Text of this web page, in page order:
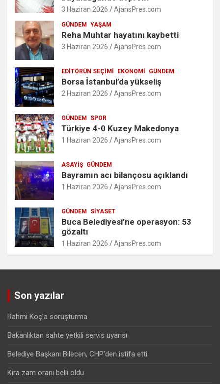
3 Haziran 2026 AjansPres.com
GÜNDEM YAŞAM
Reha Muhtar hayatını kaybetti
3 Haziran 2026 AjansPres.com
EDITÖRÜN SEÇIMI EKONOMI GÜNDEM
Borsa İstanbul’da yükseliş
2 Haziran 2026 AjansPres.com
GÜNDEM SPOR
Türkiye 4-0 Kuzey Makedonya
1 Haziran 2026 AjansPres.com
ASAYIŞ GÜNDEM
Bayramın acı bilançosu açıklandı
1 Haziran 2026 AjansPres.com
GÜNDEM SIYASET
Buca Belediyesi’ne operasyon: 53
gözaltı
1 Haziran 2026 AjansPres.com
Son yazılar
Rahmi Koç’a soruşturma
Bakanlıktan sahte yetkili servis uyarısı
Belediye Başkanı Bilecen, CHP’den istifa etti
Kira zam oranı belli oldu